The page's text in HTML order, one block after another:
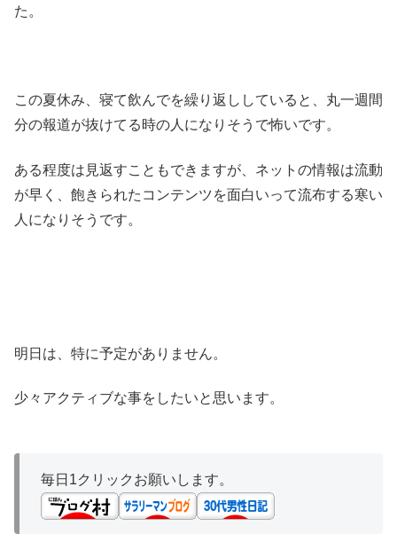
た。
この夏休み、寝て飲んでを繰り返ししていると、丸一週間
分の報道が抜けてる時の人になりそうで怖いです。
ある程度は見返すこともできますが、ネットの情報は流動
が早く、飽きられたコンテンツを面白いって流布する寒い
人になりそうです。
明日は、特に予定がありません。
少々アクティブな事をしたいと思います。
毎日1クリックお願いします。